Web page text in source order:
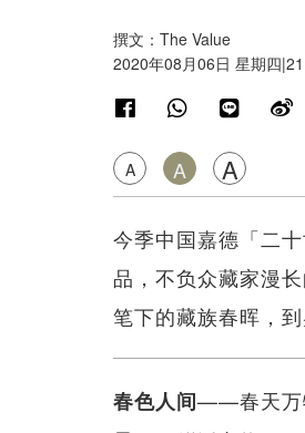
撰文：The Value
2020年08月06日 星期四
A A A
今季中国嘉德「二
品，不负众藏家漫
笔下的藏族春晖，
春色人间——春天万